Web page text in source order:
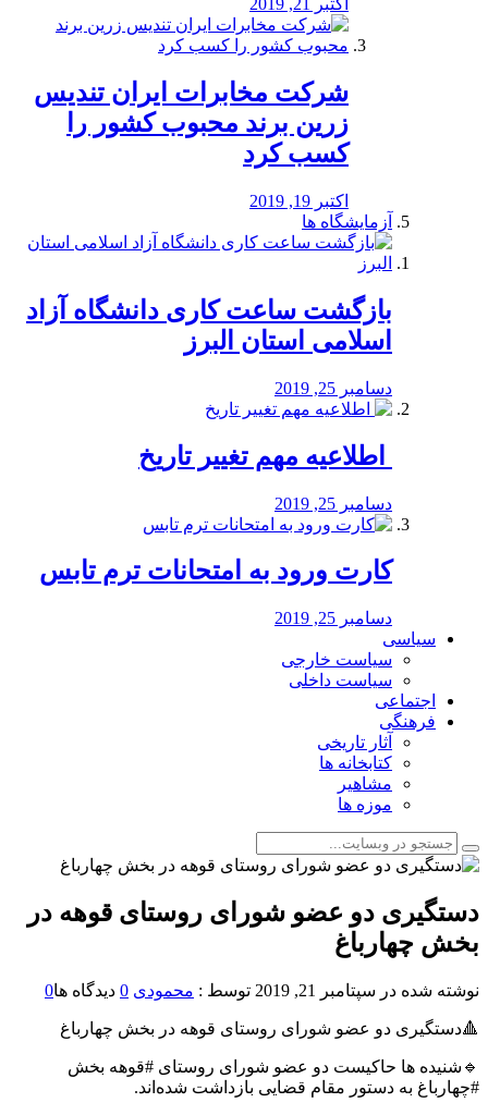
اکتبر 21, 2019
شرکت مخابرات ایران تندیس
زرین برند محبوب کشور را
کسب کرد
اکتبر 19, 2019
آزمایشگاه ها
بازگشت ساعت کاری دانشگاه آزاد
اسلامی استان البرز
دسامبر 25, 2019
️ اطلاعیه مهم تغییر تاریخ
دسامبر 25, 2019
کارت ورود به امتحانات ترم تابس
دسامبر 25, 2019
سیاسی
سیاست خارجی
سیاست داخلی
اجتماعی
فرهنگی
آثار تاریخی
کتابخانه ها
مشاهیر
موزه ها
دستگیری دو عضو شورای روستای قوهه در
بخش چهارباغ
نوشته شده در سپتامبر 21, 2019 توسط : محمودی 0 دیدگاه ها0
🔺دستگیری دو عضو شورای روستای قوهه در بخش چهارباغ
🔹شنیده ها حاکیست دو عضو شورای روستای #قوهه بخش
#چهارباغ به دستور مقام قضایی بازداشت شده‌اند.